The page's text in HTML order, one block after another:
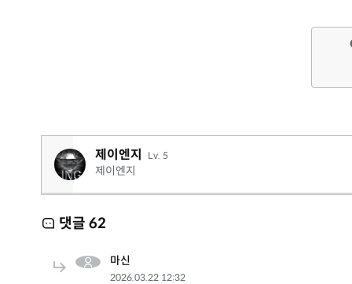
제이엔지 Lv. 5
제이엔지
댓글 62
마신
2026.03.22 12:32